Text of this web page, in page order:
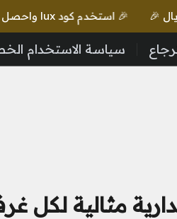
🎉 استخدم كود lux واحصل على خصم إضافي مع شحن مجاني للطلبات بقيمة 649 ريال 🎉
سياسة الاستخدام
مثالية لكل